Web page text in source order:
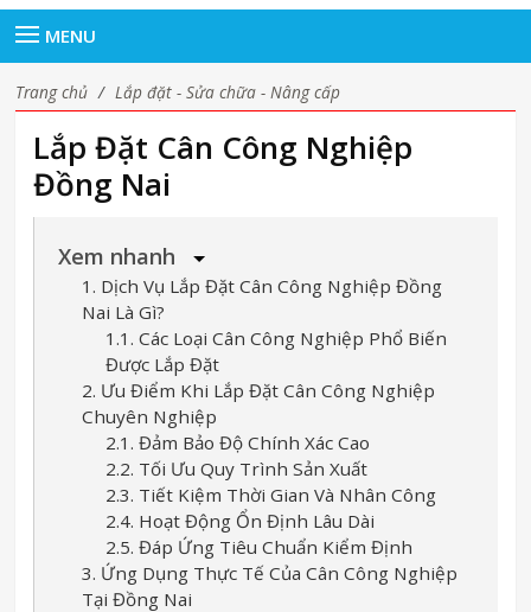
MENU
Trang chủ / Lắp đặt - Sửa chữa - Nâng cấp
Lắp Đặt Cân Công Nghiệp
Đồng Nai
Xem nhanh
1. Dịch Vụ Lắp Đặt Cân Công Nghiệp Đồng
Nai Là Gì?
1.1. Các Loại Cân Công Nghiệp Phổ Biến
Được Lắp Đặt
2. Ưu Điểm Khi Lắp Đặt Cân Công Nghiệp
Chuyên Nghiệp
2.1. Đảm Bảo Độ Chính Xác Cao
2.2. Tối Ưu Quy Trình Sản Xuất
2.3. Tiết Kiệm Thời Gian Và Nhân Công
2.4. Hoạt Động Ổn Định Lâu Dài
2.5. Đáp Ứng Tiêu Chuẩn Kiểm Định
3. Ứng Dụng Thực Tế Của Cân Công Nghiệp
Tại Đồng Nai